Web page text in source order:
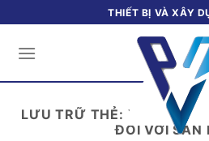
qua
THIẾT BỊ VÀ XÂY
LƯU TRỮ THẺ: YÊU CẦU
ĐỐI VỚI SÀN